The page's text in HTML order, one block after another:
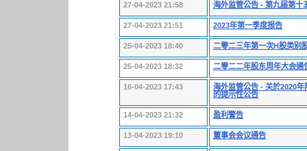
27-04-2023 21:58 海外监管公告 - 第九届第十
27-04-2023 21:51 2023年第一季度报告
25-04-2023 18:40 二零二三年第一次H股类别
25-04-2023 18:32 二零二二年股东周年大会通
16-04-2023 17:43
海外监管公告 - 关於2020
的提示性公告
14-04-2023 21:32 盈利警告
13-04-2023 19:10 董事会会议通告